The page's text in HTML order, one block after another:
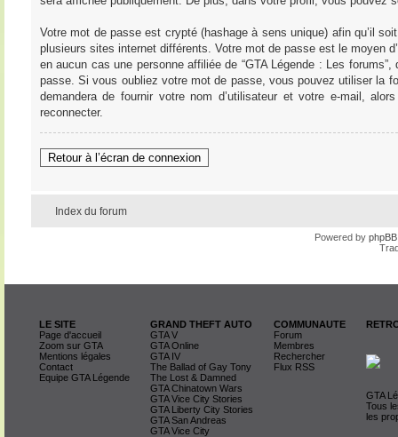
Votre mot de passe est crypté (hashage à sens unique) afin qu’il
plusieurs sites internet différents. Votre mot de passe est le moyen
en aucun cas une personne affiliée de “GTA Légende : Les
passe. Si vous oubliez votre mot de passe, vous pouvez utiliser la
demandera de fournir votre nom d’utilisateur et votre e-mail,
reconnecter.
Retour à l’écran de connexion
Index du forum
Powered by phpBB
LE SITE
Page d'accueil
Zoom sur GTA
Mentions légales
Contact
Equipe GTA Légende
GRAND THEFT AUTO
GTA V
GTA Online
GTA IV
The Ballad of Gay Tony
The Lost & Damned
GTA Chinatown Wars
GTA Vice City Stories
GTA Liberty City Stories
GTA San Andreas
GTA Vice City
COMMUNAUTE
Forum
Membres
Rechercher
Flux RSS
GTA
Tous
les